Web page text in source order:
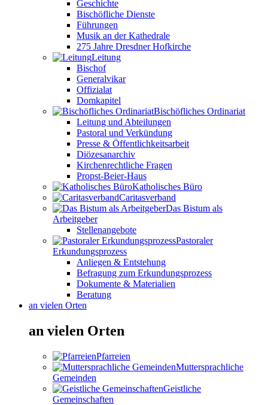
Geschichte
Bischöfliche Dienste
Führungen
Musik an der Kathedrale
275 Jahre Dresdner Hofkirche
Leitung
Bischof
Generalvikar
Offizialat
Domkapitel
Bischöfliches Ordinariat
Leitung und Abteilungen
Pastoral und Verkündung
Presse & Öffentlichkeitsarbeit
Diözesanarchiv
Kirchenrechtliche Fragen
Propst-Beier-Haus
Katholisches Büro
Caritasverband
Das Bistum als
Arbeitgeber
Stellenangebote
Pastoraler
Erkundungsprozess
Anliegen & Entstehung
Befragung zum Erkundungsprozess
Dokumente & Materialien
Beratung
an vielen Orten
an vielen Orten
Pfarreien
Muttersprachliche
Gemeinden
Geistliche
Gemeinschaften